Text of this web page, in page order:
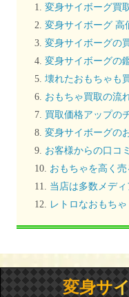
変身サイボーグ買
変身サイボーグ 高
変身サイボーグの
変身サイボーグの
壊れたおもちゃも
おもちゃ買取の流
買取価格アップの
変身サイボーグの
お客様からの口コ
おもちゃを高く
当店は多数メデ
レトロなおもち
変身サ